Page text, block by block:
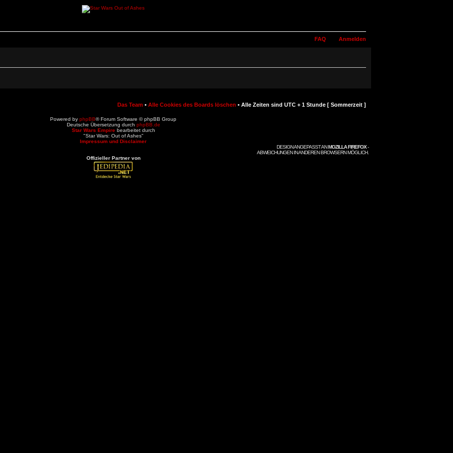
FAQ Anmelden
Das Team • Alle Cookies des Boards löschen • Alle Zeiten sind UTC + 1 Stunde [ Sommerzeit ]
Powered by phpBB® Forum Software © phpBB Group
Deutsche Übersetzung durch phpBB.de
Star Wars Empirebearbeitet durch
"Star Wars: Out of Ashes"
Impressum und Disclaimer
DESIGN ANGEPASST ANMOZILLA FIREFOX-
ABWEICHUNGEN IN ANDEREN BROWSERN MÖGLICH.
Offizieller Partner von